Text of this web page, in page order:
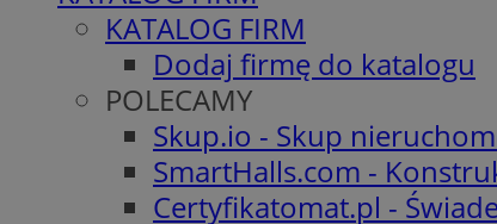
KATALOG FIRM
Dodaj firmę do katalogu
POLECAMY
Skup.io - Skup
SmartHalls.com -
Certyfikatomat.pl -